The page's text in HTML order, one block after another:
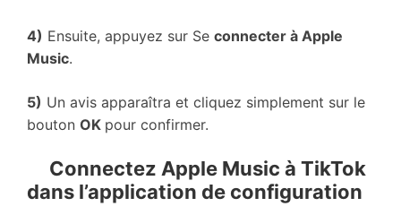
4) Ensuite, appuyez sur Se connecter à Apple
Music.
5) Un avis apparaîtra et cliquez simplement sur le
bouton OK pour confirmer.
Connectez Apple Music à TikTok
dans l’application de configuration